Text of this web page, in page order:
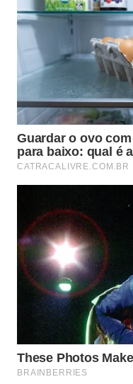
Como
Muitas vezes, o
consciência clara
invasivo, agindo
básicas de etiqueta
comunicação não
ferramenta mais
fronteiras da
uma guerra de
convivência